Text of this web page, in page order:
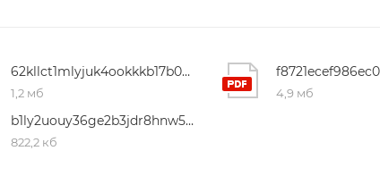
62kllct1mlyjuk4ookkkb17b0pgiajc6
1,2 мб 4,9 мб
b1ly2uouy36ge2b3jdr8hnw5djpu6la3
822,2 кб